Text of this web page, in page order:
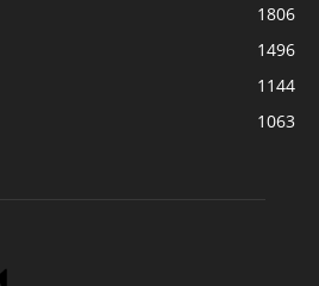
1806
1496
1144
1063